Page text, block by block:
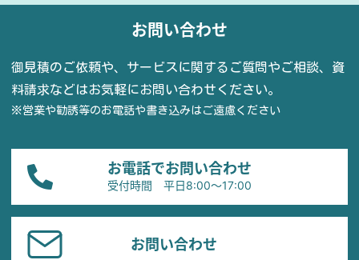
お問い合わせ
御見積のご依頼や、サービスに関するご質問やご相談、資
料請求などはお気軽にお問い合わせください。
※営業や勧誘等のお電話や書き込みはご遠慮ください
お電話でお問い合わせ
受付時間 平日8:00〜17:00
お問い合わせ